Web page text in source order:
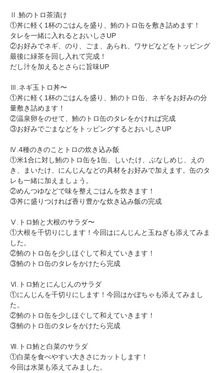
Ⅱ.鮪のトロ茶漬け
①丼に軽く1杯のごはんを盛り、鮪のトロ缶を敷き詰めます！
タレを一緒に入れるとおいしさUP
②お好みでネギ、のり、ごま、あられ、ワサビなどをトッピング
最後に緑茶を回し入れて完成！
だし汁を加えるとさらに旨味UP
Ⅲ.ネギ玉トロ丼〜
①丼に軽く1杯のごはんを盛り、鮪のトロ缶、ネギをお好みの分
量敷き詰めます！
②温泉卵をのせて、鮪のトロ缶のタレをかければ完成
③お好みでごまなどをトッピングするとおいしさUP
Ⅳ.4種のきのことトロの炊き込み飯
①米1合に対し鮪のトロ缶を1缶、しいたけ、ぶなしめじ、えの
き、まいたけ、にんじんなどの具材をお好みで加えます。缶のタ
レも一緒に加えましょう。
②めんつゆなどで味を整えごはんを炊きます！
③丼に盛りつければ香り豊かな炊き込み飯の完成
Ⅴ.トロ鮪と大根のサラダ〜
①大根を千切りにします！今回はにんじんと玉ねぎも添えてみま
した。
②鮪のトロ缶を少しほぐして和えていきます！
③鮪のトロ缶のタレをかけたら完成
Ⅵ.トロ鮪とにんじんのサラダ
①にんじんを千切りにします！今回はかぼちゃも添えてみまし
た。
②鮪のトロ缶を少しほぐして和えていきます！
③鮪のトロ缶のタレをかけたら完成
Ⅶ.トロ鮪と白菜のサラダ
①白菜を食べやすい大きさにカットします！
今回は水菜も添えてみました。